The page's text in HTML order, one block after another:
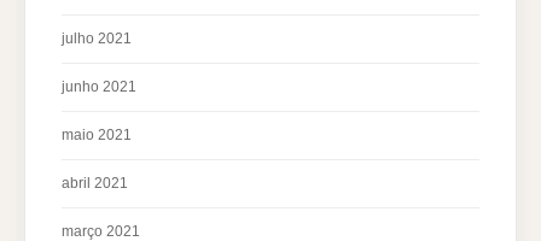
julho 2021
junho 2021
maio 2021
abril 2021
março 2021